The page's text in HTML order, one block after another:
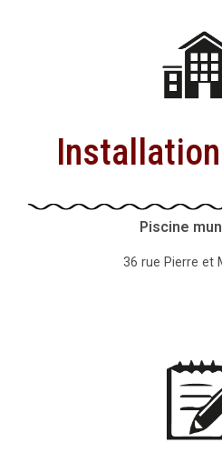
Installation
Piscine
36 rue Pierre et